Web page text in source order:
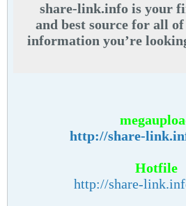
share-link.info is your
and best source for all
information you’re
searching for!
http://share-
Hotfile
http://share-